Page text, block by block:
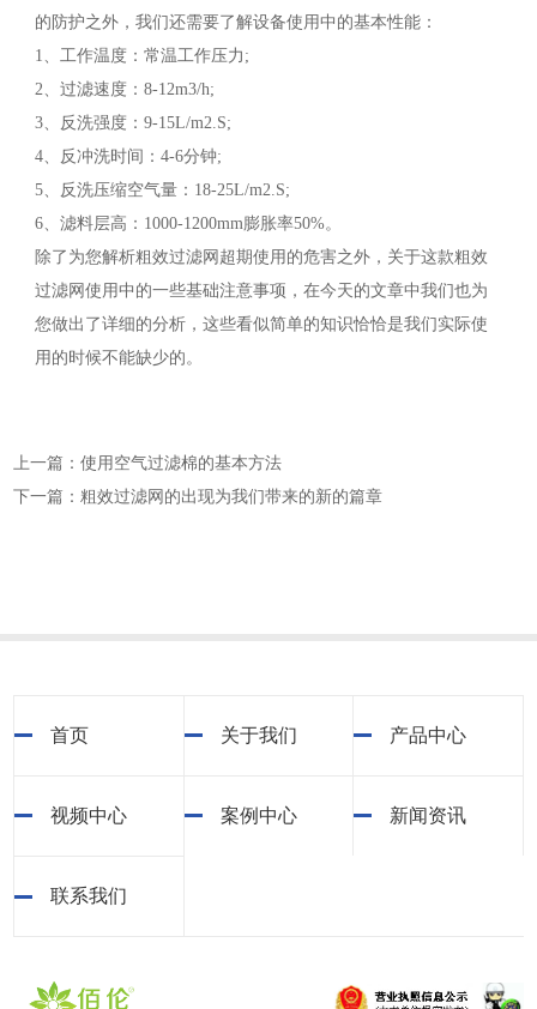
的防护之外，我们还需要了解设备使用中的基本性能：
1、工作温度：常温工作压力;
2、过滤速度：8-12m3/h;
3、反洗强度：9-15L/m2.S;
4、反冲洗时间：4-6分钟;
5、反洗压缩空气量：18-25L/m2.S;
6、滤料层高：1000-1200mm膨胀率50%。
除了为您解析粗效过滤网超期使用的危害之外，关于这款粗效
过滤网使用中的一些基础注意事项，在今天的文章中我们也为
您做出了详细的分析，这些看似简单的知识恰恰是我们实际使
用的时候不能缺少的。
上一篇：使用空气过滤棉的基本方法
下一篇：粗效过滤网的出现为我们带来的新的篇章
首页 关于我们 产品中心
视频中心 案例中心 新闻资讯
联系我们